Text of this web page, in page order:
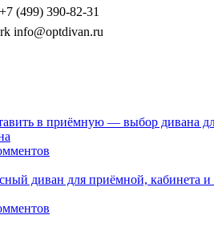
+7 (499) 390-82-31
info@optdivan.ru
в приёмную — выбор дивана
диван для приёмной, кабинета и